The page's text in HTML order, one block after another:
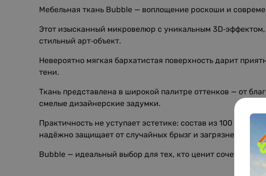
Мебельная ткань Bubble — воплощение роскоши и
Этот изысканный микровелюр с уникальным
стильный арт‑объект.
Невероятно мягкая бархатистая поверхность дарит
тени.
Ткань представлена в широкой палитре оттенков — от
смелые дизайнерские задумки.
Практичность не уступает эстетике: состав из 100 %
надёжно защищает от случайных брызг и загрязнений.
Bubble — идеальный выбор для тех, кто ценит сочетание